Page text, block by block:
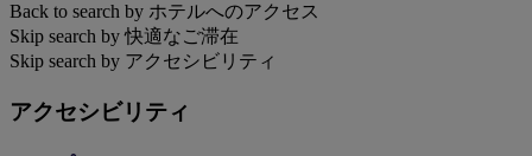
Back to search by ホテルへのアクセス
Skip search by 快適なご滞在
Skip search by アクセシビリティ
アクセシビリティ